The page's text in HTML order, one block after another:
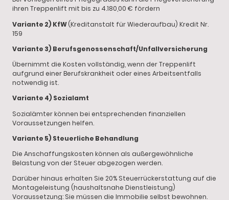
ihren Treppenlift mit bis zu 4.180,00 € fördern
Variante 2) KfW(Kreditanstalt für Wiederaufbau) Kredit Nr.
159
Variante 3) Berufsgenossenschaft/Unfallversicherung
Übernimmt die Kosten vollständig, wenn der Treppenlift
aufgrund einer Berufskrankheit oder eines Arbeitsentfalls
notwendig ist.
Variante 4) Sozialamt
Sozialämter können bei entsprechenden finanziellen
Voraussetzungen helfen.
Variante 5) Steuerliche Behandlung
Die Anschaffungskosten können als außergewöhnliche
Belastung von der Steuer abgezogen werden.
Darüber hinaus erhalten Sie 20% Steuerrückerstattung auf die
Montageleistung (haushaltsnahe Dienstleistung)
Voraussetzung: Sie müssen die Immobilie selbst bewohnen.